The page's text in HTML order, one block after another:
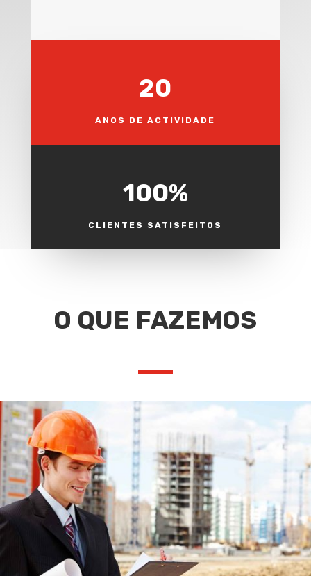
20
ANOS DE ACTIVIDADE
100%
CLIENTES SATISFEITOS
O QUE FAZEMOS